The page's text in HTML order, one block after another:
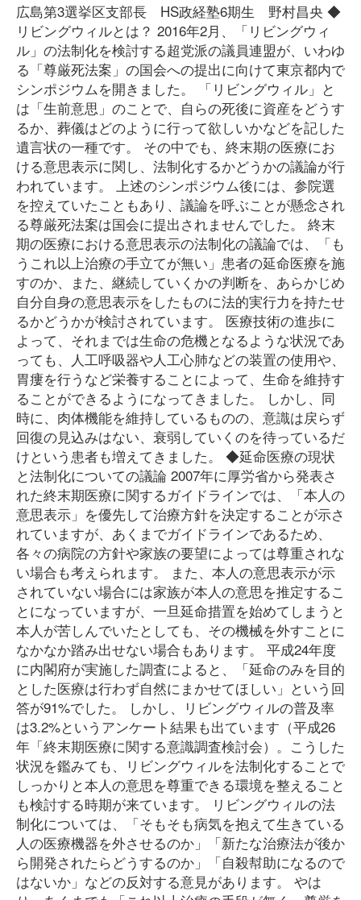
広島第3選挙区支部長 HS政経塾6期生 野村昌央 ◆
リビングウィルとは？ 2016年2月、「リビングウィ
ル」の法制化を検討する超党派の議員連盟が、いわゆ
る「尊厳死法案」の国会への提出に向けて東京都内で
シンポジウムを開きました。 「リビングウィル」と
は「生前意思」のことで、自らの死後に資産をどうす
るか、葬儀はどのように行って欲しいかなどを記した
遺言状の一種です。 その中でも、終末期の医療にお
ける意思表示に関し、法制化するかどうかの議論が行
われています。 上述のシンポジウム後には、参院選
を控えていたこともあり、議論を呼ぶことが懸念され
る尊厳死法案は国会に提出されませんでした。 終末
期の医療における意思表示の法制化の議論では、「も
うこれ以上治療の手立てが無い」患者の延命医療を施
すのか、また、継続していくかの判断を、あらかじめ
自分自身の意思表示をしたものに法的実行力を持たせ
るかどうかが検討されています。 医療技術の進歩に
よって、それまでは生命の危機となるような状況であ
っても、人工呼吸器や人工心肺などの装置の使用や、
胃瘻を行うなど栄養することによって、生命を維持す
ることができるようになってきました。 しかし、同
時に、肉体機能を維持しているものの、意識は戻らず
回復の見込みはない、衰弱していくのを待っているだ
けという患者も増えてきました。 ◆延命医療の現状
と法制化についての議論 2007年に厚労省から発表さ
れた終末期医療に関するガイドラインでは、「本人の
意思表示」を優先して治療方針を決定することが示さ
れていますが、あくまでガイドラインであるため、
各々の病院の方針や家族の要望によっては尊重されな
い場合も考えられます。 また、本人の意思表示が示
されていない場合には家族が本人の意思を推定するこ
とになっていますが、一旦延命措置を始めてしまうと
本人が苦しんでいたとしても、その機械を外すことに
なかなか踏み出せない場合もあります。 平成24年度
に内閣府が実施した調査によると、「延命のみを目的
とした医療は行わず自然にまかせてほしい」という回
答が91%でした。 しかし、リビングウィルの普及率
は3.2%というアンケート結果も出ています（平成26
年「終末期医療に関する意識調査検討会）。こうした
状況を鑑みても、リビングウィルを法制化することで
しっかりと本人の意思を尊重できる環境を整えること
も検討する時期が来ています。 リビングウィルの法
制化については、「そもそも病気を抱えて生きている
人の医療機器を外させるのか」「新たな治療法が後か
ら開発されたらどうするのか」「自殺幇助になるので
はないか」などの反対する意見があります。 やは